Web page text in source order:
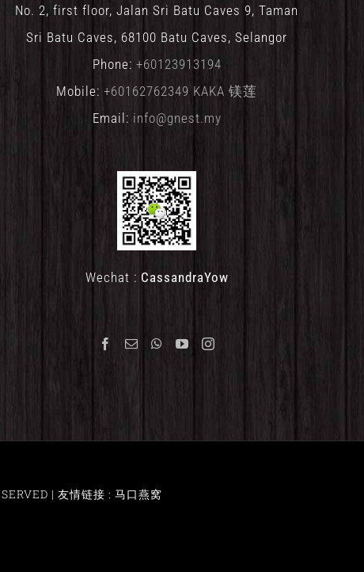
No. 2, first floor, Jalan Sri Batu Caves 9, Taman
Sri Batu Caves, 68100 Batu Caves, Selangor
Phone: +60123913194
Mobile: +60162762349 KAKA 镁莲
Email: info@gnest.my
Wechat : CassandraYow
| 友情链接 : 马口燕窝